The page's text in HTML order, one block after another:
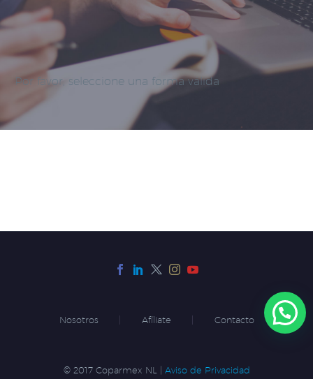
Por favor, seleccione una forma válida
Nosotros Afíliate Contacto
© 2017 Coparmex NL | Aviso de Privacidad